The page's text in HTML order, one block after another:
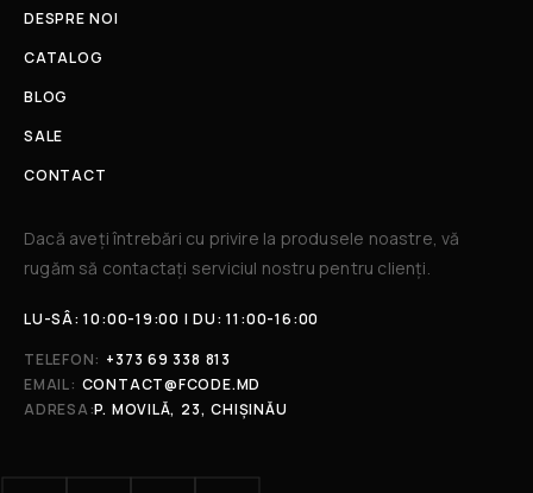
DESPRE NOI
CATALOG
BLOG
SALE
CONTACT
Dacă aveți întrebări cu privire la produsele noastre, vă
rugăm să contactați serviciul nostru pentru clienți.​
LU-SÂ: 10:00-19:00 | DU: 11:00-16:00
TELEFON: +373 69 338 813
EMAIL: CONTACT@FCODE.MD
ADRESA:P. MOVILĂ, 23, CHIȘINĂU